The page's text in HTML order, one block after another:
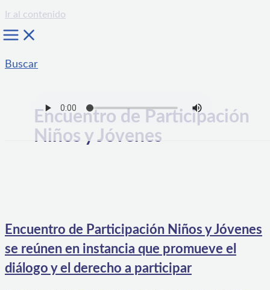
Ir al contenido
Buscar
Encuentro de Participación
Niños y Jóvenes
Encuentro de Participación Niños y Jóvenes
se reúnen en instancia que promueve el
diálogo y el derecho a participar